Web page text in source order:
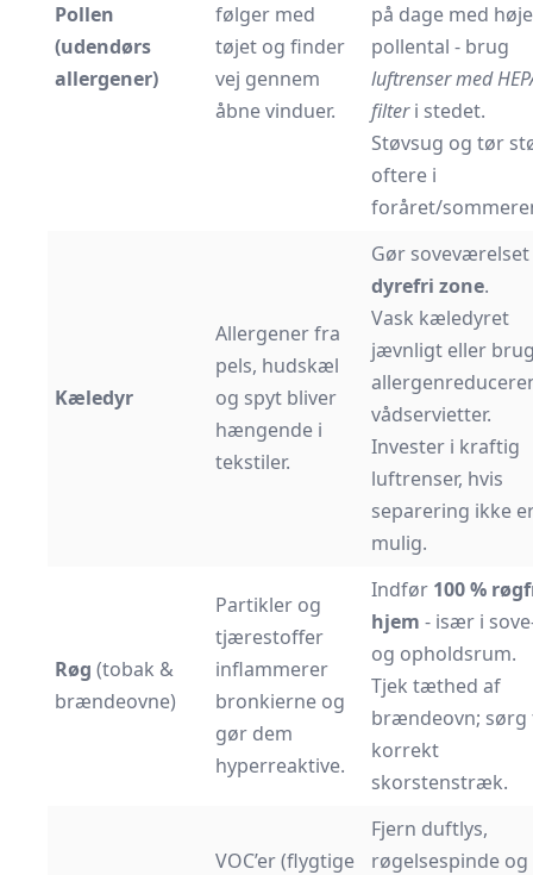
Pollen
(udendørs
allergener)
følger med
tøjet og finder
vej gennem
åbne vinduer.
på dage med høje
pollental - brug
luftrenser med
filteri stedet.
Støvsug og tør
oftere i
foråret/
Kæledyr
Allergener fra
pels, hudskæl
og spyt bliver
hængende i
tekstiler.
Gør
dyrefri zone.
Vask kæledyret
jævnligt eller
vådservietter.
Invester i kraftig
luftrenser, hvis
separering ikke
mulig.
Røg (tobak &
brændeovne)
Partikler og
tjærestoffer
inflammerer
bronkierne og
gør dem
hyperreaktive.
Indfør 100 %
hjem - især i
og opholdsrum.
Tjek tæthed af
brændeovn; sørg
korrekt
skorstenstræk.
VOC’er (flygtige
Fjern duftlys,
røgelsespinde og